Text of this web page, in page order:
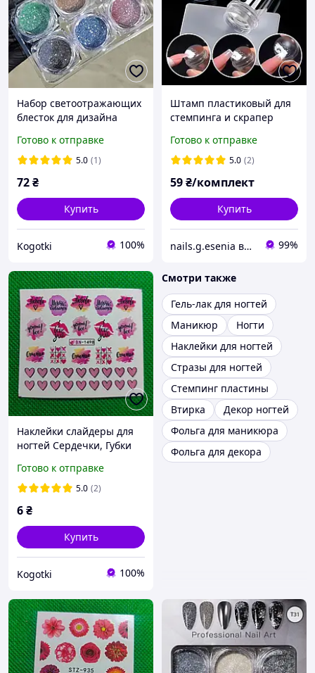
Набор светоотражающих
блесток для дизайна
Готово к отправке
5.0 (1)
72₴
Купить
Kogotki 100%
Штамп пластиковый для
стемпинга и скрапер
Готово к отправке
5.0 (2)
59₴/комплект
Купить
nails.g.esenia все для маникюра 99%
Наклейки слайдеры для
ногтей Сердечки, Губки
Готово к отправке
5.0 (2)
6₴
Купить
Kogotki 100%
Смотри также
Гель-лак для ногтей
Маникюр
Ногти
Наклейки для ногтей
Стразы для ногтей
Стемпинг пластины
Втирка
Декор ногтей
Фольга для маникюра
Фольга для декора